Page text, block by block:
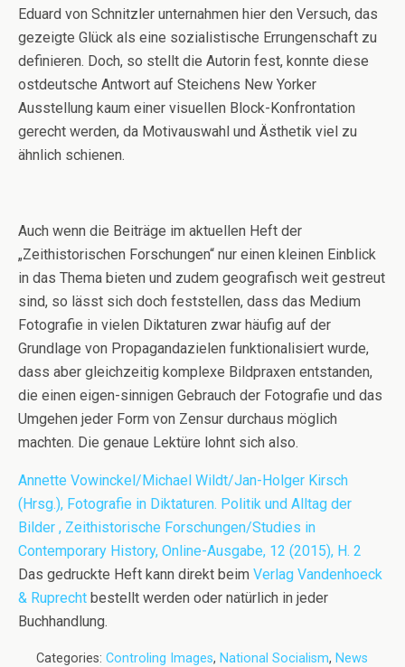
Eduard von Schnitzler unternahmen hier den Versuch, das
gezeigte Glück als eine sozialistische Errungenschaft zu
definieren. Doch, so stellt die Autorin fest, konnte diese
ostdeutsche Antwort auf Steichens New Yorker
Ausstellung kaum einer visuellen Block-Konfrontation
gerecht werden, da Motivauswahl und Ästhetik viel zu
ähnlich schienen.
Auch wenn die Beiträge im aktuellen Heft der
„Zeithistorischen Forschungen“ nur einen kleinen Einblick
in das Thema bieten und zudem geografisch weit gestreut
sind, so lässt sich doch feststellen, dass das Medium
Fotografie in vielen Diktaturen zwar häufig auf der
Grundlage von Propagandazielen funktionalisiert wurde,
dass aber gleichzeitig komplexe Bildpraxen entstanden,
die einen eigen-sinnigen Gebrauch der Fotografie und das
Umgehen jeder Form von Zensur durchaus möglich
machten. Die genaue Lektüre lohnt sich also.
Annette Vowinckel/Michael Wildt/Jan-Holger Kirsch
(Hrsg.), Fotografie in Diktaturen. Politik und Alltag der
Bilder , Zeithistorische Forschungen/Studies in
Contemporary History, Online-Ausgabe, 12 (2015), H. 2
Das gedruckte Heft kann direkt beim Verlag Vandenhoeck
& Ruprecht bestellt werden oder natürlich in jeder
Buchhandlung.
Categories: Controling Images, National Socialism, News